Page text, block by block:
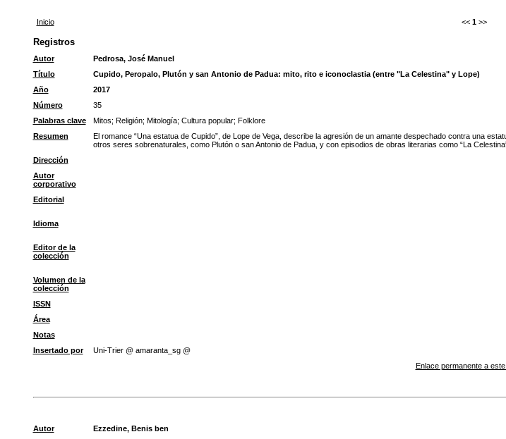
Inicio << 1 >>
Registros
Autor
Pedrosa, José Manuel
Título
Cupido, Peropalo, Plutón y san Antonio de Padua: mito, rito e iconoclastia (entre "La Celestina" y Lope)
Año
2017
Número
35
Palabras clave
Mitos; Religión; Mitología; Cultura popular; Folklore
Resumen
El romance “Una estatua de Cupido”, de Lope de Vega, describe la agresión de un amante despechado contra una
otros seres sobrenaturales, como Plutón o san Antonio de Padua, y con episodios de obras literarias como “La
Dirección
Autor
corporativo
Editorial
Idioma
Editor de la
colección
Volumen de la
colección
ISSN
Área
Notas
Insertado por
Uni-Trier @ amaranta_sg @
Enlace permanente a
Autor
Ezzedine, Benis ben